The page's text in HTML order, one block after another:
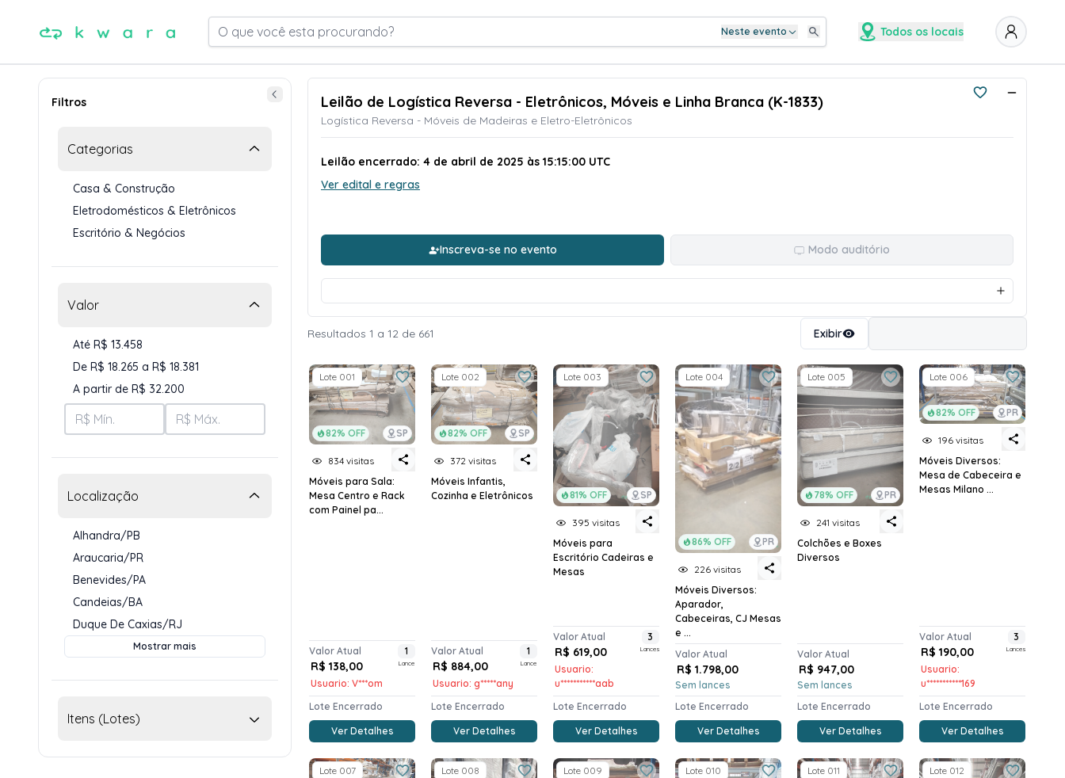
O que você esta procurando? Neste evento Todos os locais
Filtros
Categorias
Casa & Construção
Eletrodomésticos & Eletrônicos
Escritório & Negócios
Valor
Até R$ 13.458
De R$ 18.265 a R$ 18.381
A partir de R$ 32.200
Localização
Alhandra/PB
Araucaria/PR
Benevides/PA
Candeias/BA
Duque De Caxias/RJ
Mostrar mais
Itens (Lotes)
Leilão de Logística Reversa - Eletrônicos, Móveis e Linha Branca (K-1833)
Logística Reversa - Móveis de Madeiras e Eletro-Eletrônicos
Leilão encerrado: 4 de abril de 2025 às 15:15:00 UTC
Ver edital e regras
Inscreva-se no evento Modo auditório
Resultados 1 a 12 de 661 Exibir
82% OFF SP
Lote 001
834 visitas
Móveis para Sala:
Mesa Centro e Rack
com Painel pa...
Valor Atual
R$ 138,00
Usuario: V***om
1
Lance
Lote Encerrado
Ver Detalhes
82% OFF SP
Lote 002
372 visitas
Móveis Infantis,
Cozinha e Eletrônicos
Valor Atual
R$ 884,00
Usuario: g*****any
1
Lance
Lote Encerrado
Ver Detalhes
81% OFF SP
Lote 003
395 visitas
Móveis para
Escritório Cadeiras e
Mesas
Valor Atual
R$ 619,00
Usuario:
u***********aab
3
Lances
Lote Encerrado
Ver Detalhes
86% OFF PR
Lote 004
226 visitas
Móveis Diversos:
Aparador,
Cabeceiras, CJ Mesas
e ...
Valor Atual
R$ 1.798,00
Sem lances
Lote Encerrado
Ver Detalhes
78% OFF PR
Lote 005
241 visitas
Colchões e Boxes
Diversos
Valor Atual
R$ 947,00
Sem lances
Lote Encerrado
Ver Detalhes
82% OFF PR
Lote 006
196 visitas
Móveis Diversos:
Mesa de Cabeceira e
Mesas Milano ...
Valor Atual
R$ 190,00
Usuario:
u***********169
3
Lances
Lote Encerrado
Ver Detalhes
Lote 007 Lote 008 Lote 009 Lote 010 Lote 011 Lote 012